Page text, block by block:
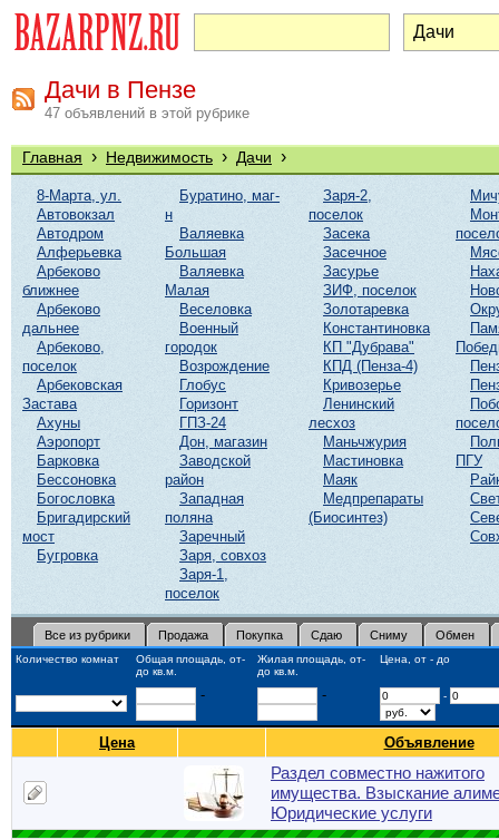
Дачи в Пензе
47 объявлений в этой рубрике
Главная › Недвижимость › Дачи ›
8-Марта, ул.
Автовокзал
Автодром
Алферьевка
Арбеково
ближнее
Арбеково
дальнее
Арбеково,
поселок
Арбековская
Застава
Ахуны
Аэропорт
Барковка
Бессоновка
Богословка
Бригадирский
мост
Бугровка
Буратино, маг-
н
Валяевка
Большая
Валяевка
Малая
Веселовка
Военный
городок
Возрождение
Глобус
Горизонт
ГПЗ-24
Дон, магазин
Заводской
район
Западная
поляна
Заречный
Заря, совхоз
Заря-1,
поселок
Заря-2,
поселок
Засека
Засечное
Засурье
ЗИФ, поселок
Золотаревка
Константиновка
КП "Дубрава"
КПД (Пенза-4)
Кривозерье
Ленинский
лесхоз
Маньчжурия
Мастиновка
Маяк
Медпрепараты
(Биосинтез)
ПГУ
Все из рубрики Продажа Покупка Сдаю Сниму Обмен
Количество комнат
Общая площадь, от-
до кв.м.
Жилая площадь, от-
до кв.м.
Цена, от - до
- - -
Цена Объявление
Раздел совместно нажитого
имущества. Взыскание
Юридические услуги